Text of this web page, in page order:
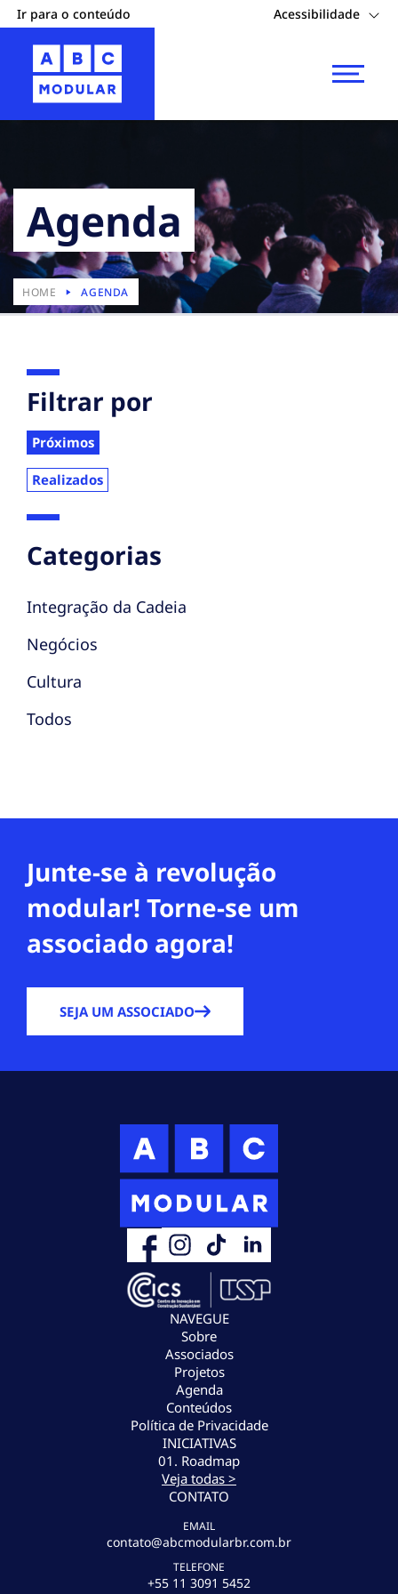
Ir para o conteúdo Acessibilidade
Agenda
HOME AGENDA
Filtrar por
Próximos
Realizados
Categorias
Integração da Cadeia
Negócios
Cultura
Todos
Junte-se à revolução
modular! Torne-se um
associado agora!
SEJA UM ASSOCIADO
NAVEGUE
Sobre
Associados
Projetos
Agenda
Conteúdos
Política de Privacidade
INICIATIVAS
01. Roadmap
Veja todas >
CONTATO
EMAIL
contato@abcmodularbr.com.br
TELEFONE
+55 11 3091 5452